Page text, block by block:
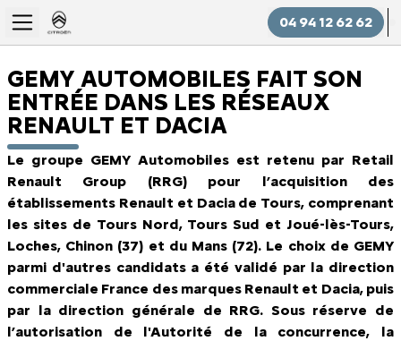
04 94 12 62 62
GEMY AUTOMOBILES FAIT SON
ENTRÉE DANS LES RÉSEAUX
RENAULT ET DACIA
Le groupe GEMY Automobiles est retenu par Retail
Renault Group (RRG) pour l’acquisition des
établissements Renault et Dacia de Tours, comprenant
les sites de Tours Nord, Tours Sud et Joué-lès-Tours,
Loches, Chinon (37) et du Mans (72). Le choix de GEMY
parmi d'autres candidats a été validé par la direction
commerciale France des marques Renault et Dacia, puis
par la direction générale de RRG. Sous réserve de
l’autorisation de l'Autorité de la concurrence, la